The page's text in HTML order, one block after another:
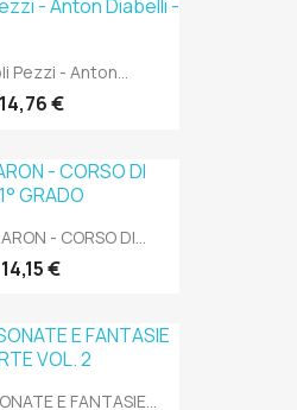
Pezzi - Anton...
14,76 €
- CORSO DI...
14,15 €
E FANTASIE...